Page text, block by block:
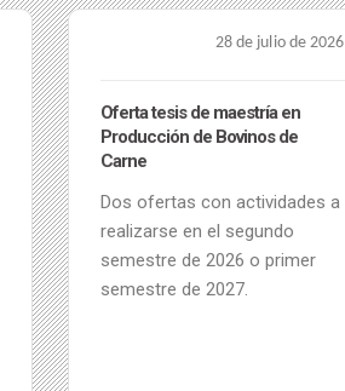
28 de julio de 2026
Oferta de tesis de grado en
producción de bovinos de carne
segundo semestre de 2026 o
primer semestre de 2027.